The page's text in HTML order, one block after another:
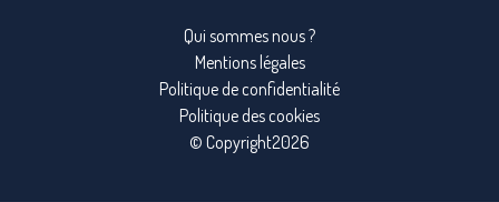
Qui sommes nous ?
Mentions légales
Politique de confidentialité
Politique des cookies
© Copyright2026